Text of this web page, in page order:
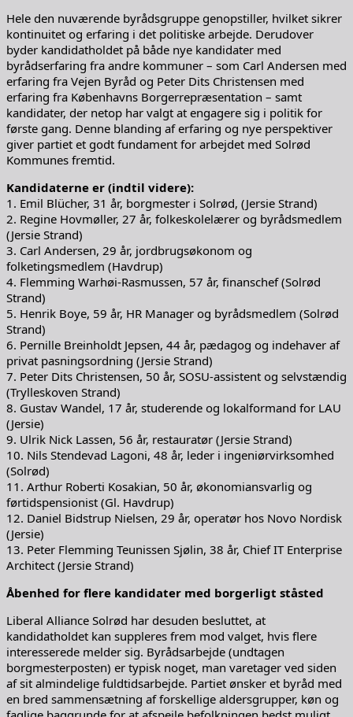
Hele den nuværende byrådsgruppe genopstiller, hvilket sikrer
kontinuitet og erfaring i det politiske arbejde. Derudover
byder kandidatholdet på både nye kandidater med
byrådserfaring fra andre kommuner – som Carl Andersen med
erfaring fra Vejen Byråd og Peter Dits Christensen med
erfaring fra Københavns Borgerrepræsentation – samt
kandidater, der netop har valgt at engagere sig i politik for
første gang. Denne blanding af erfaring og nye perspektiver
giver partiet et godt fundament for arbejdet med Solrød
Kommunes fremtid.
Kandidaterne er (indtil videre):
1. Emil Blücher, 31 år, borgmester i Solrød, (Jersie Strand)
2. Regine Hovmøller, 27 år, folkeskolelærer og byrådsmedlem
(Jersie Strand)
3. Carl Andersen, 29 år, jordbrugsøkonom og
folketingsmedlem (Havdrup)
4. Flemming Warhøi-Rasmussen, 57 år, finanschef (Solrød
Strand)
5. Henrik Boye, 59 år, HR Manager og byrådsmedlem (Solrød
Strand)
6. Pernille Breinholdt Jepsen, 44 år, pædagog og indehaver af
privat pasningsordning (Jersie Strand)
7. Peter Dits Christensen, 50 år, SOSU-assistent og selvstændig
(Trylleskoven Strand)
8. Gustav Wandel, 17 år, studerende og lokalformand for LAU
(Jersie)
9. Ulrik Nick Lassen, 56 år, restauratør (Jersie Strand)
10. Nils Stendevad Lagoni, 48 år, leder i ingeniørvirksomhed
(Solrød)
11. Arthur Roberti Kosakian, 50 år, økonomiansvarlig og
førtidspensionist (Gl. Havdrup)
12. Daniel Bidstrup Nielsen, 29 år, operatør hos Novo Nordisk
(Jersie)
13. Peter Flemming Teunissen Sjølin, 38 år, Chief IT Enterprise
Architect (Jersie Strand)
Åbenhed for flere kandidater med borgerligt ståsted
Liberal Alliance Solrød har desuden besluttet, at
kandidatholdet kan suppleres frem mod valget, hvis flere
interesserede melder sig. Byrådsarbejde (undtagen
borgmesterposten) er typisk noget, man varetager ved siden
af sit almindelige fuldtidsarbejde. Partiet ønsker et byråd med
en bred sammensætning af forskellige aldersgrupper, køn og